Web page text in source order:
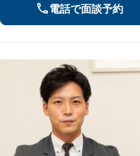
電話で面談予約